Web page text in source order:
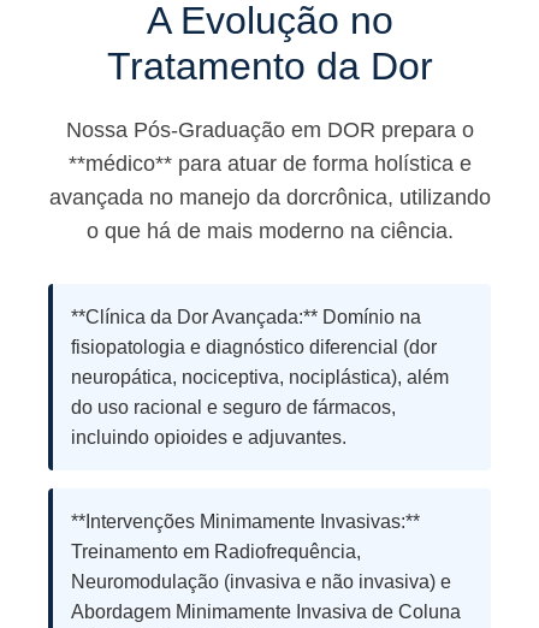
A Evolução no
Tratamento da Dor
Nossa Pós-Graduação em DOR prepara o
**médico** para atuar de forma holística e
avançada no manejo da dorcrônica, utilizando
o que há de mais moderno na ciência.
**Clínica da Dor Avançada:** Domínio na
fisiopatologia e diagnóstico diferencial (dor
neuropática, nociceptiva, nociplástica), além
do uso racional e seguro de fármacos,
incluindo opioides e adjuvantes.
**Intervenções Minimamente Invasivas:**
Treinamento em Radiofrequência,
Neuromodulação (invasiva e não invasiva) e
Abordagem Minimamente Invasiva de Coluna